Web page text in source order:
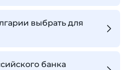
выбрать для
банка